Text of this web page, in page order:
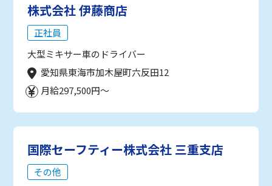
株式会社 伊藤商店
正社員
大型ミキサー車のドライバー
愛知県東海市加木屋町六反田12
月給297,500円～
国際セーフティー株式会社 三重支店
その他